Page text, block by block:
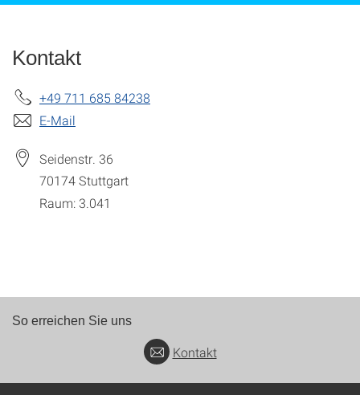
Kontakt
+49 711 685 84238
E-Mail
Seidenstr. 36
70174Stuttgart
Raum: 3.041
So erreichen Sie uns
Kontakt